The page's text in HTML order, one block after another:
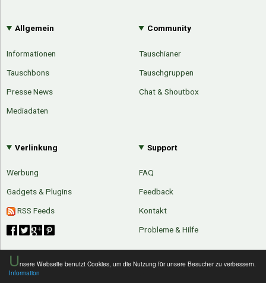
Unsere Webseite benutzt Cookies, um die Nutzung für unsere Besucher zu verbessern.
Information
Allgemein
Informationen
Tauschbons
Presse News
Mediadaten
Community
Tauschianer
Tauschgruppen
Chat & Shoutbox
Verlinkung
Werbung
Gadgets & Plugins
RSS Feeds
Support
FAQ
Feedback
Kontakt
Probleme & Hilfe